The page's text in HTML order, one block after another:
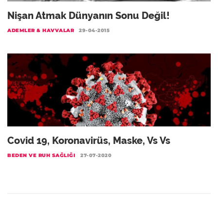
Nişan Atmak Dünyanın Sonu Değil!
ADEMLER & HAVVALAR 29-04-2015
Covid 19, Koronavirüs, Maske, Vs Vs
BEDEN VE RUH SAĞLIĞI 27-07-2020